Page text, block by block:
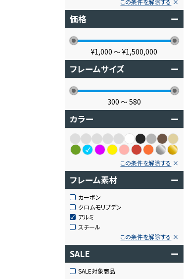
この条件を解除する
価格 ー
¥1,000 〜¥1,500,000
フレームサイズ ー
300 〜580
カラー ー
この条件を解除する
フレーム素材 ー
カーボン
クロムモリブデン
アルミ
スチール
この条件を解除する
SALE ー
SALE対象商品